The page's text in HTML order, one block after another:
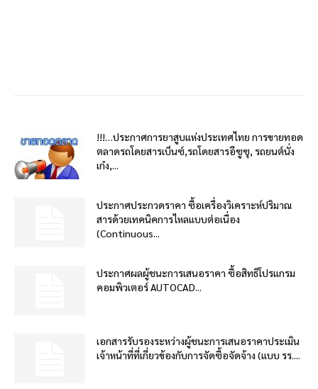
!!!…ประกาศการยาสูบแห่งประเทศไทย การขายทอด
ตลาดรถโดยสารเบ็นซ์,รถโดยสารอีซูซุ, รถยนต์นั่ง
เก๋ง,...
ประกาศประกวดราคา ซื้อเครื่องวิเคราะห์ปริมาณ
สารด้วยเทคนิคการไหลแบบต่อเนื่อง
(Continuous...
ประกาศผลผู้ชนะการเสนอราคา ซื้อสิทธิโปรแกรม
คอมพิวเตอร์ AUTOCAD...
เอกสารรับรองระหว่างผู้ชนะการเสนอราคาประเมิน
เจ้าหน้าที่ที่เกี่ยวข้องกับการจัดซื้อจัดจ้าง (แบบ รร....